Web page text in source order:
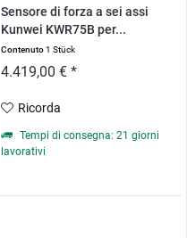
Sensore di forza a sei assi
Kunwei KWR75B per...
Contenuto1 Stück
4.419,00 € *
Ricorda
Tempi di consegna: 21 giorni
lavorativi